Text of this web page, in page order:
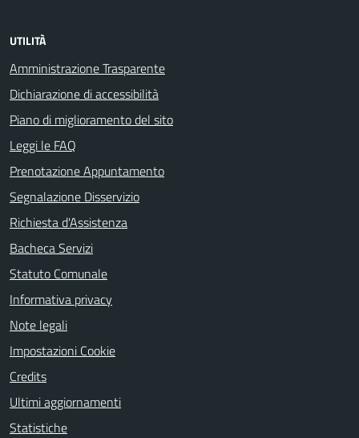
UTILITÀ
Amministrazione Trasparente
Dichiarazione di accessibilità
Piano di miglioramento del sito
Leggi le FAQ
Prenotazione Appuntamento
Segnalazione Disservizio
Richiesta d'Assistenza
Bacheca Servizi
Statuto Comunale
Informativa privacy
Note legali
Impostazioni Cookie
Credits
Ultimi aggiornamenti
Statistiche